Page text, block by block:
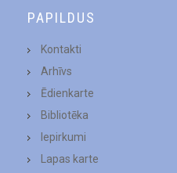
PAPILDUS
Kontakti
Arhīvs
Ēdienkarte
Bibliotēka
Iepirkumi
Lapas karte